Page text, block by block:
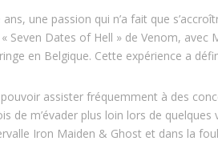
ans, une passion qui n’a fait que
Dates of Hell » de Venom, avec
en Belgique. Cette expérience a
assister fréquemment à des
m’évader plus loin lors de quelques
Iron Maiden & Ghost et dans la